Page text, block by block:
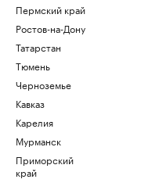
Пермский край
Ростов-на-Дону
Татарстан
Тюмень
Черноземье
Кавказ
Карелия
Мурманск
Приморский
край